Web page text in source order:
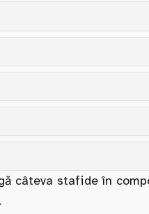
câteva stafide în